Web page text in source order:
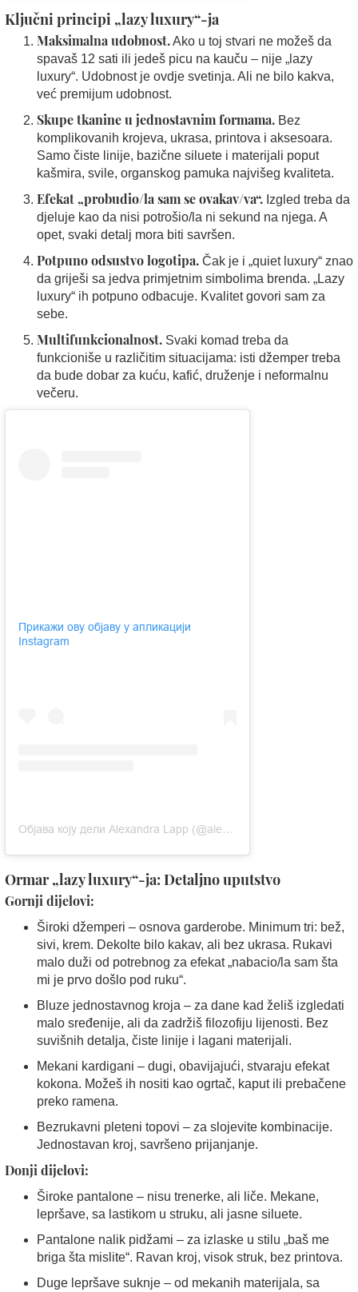
Ključni principi „lazy luxury“-ja
Maksimalna udobnost.Ako u toj stvari ne možeš da
spavaš 12 sati ili jedeš picu na kauču – nije „lazy
luxury“. Udobnost je ovdje svetinja. Ali ne bilo kakva,
već premijum udobnost.
Skupe tkanine u jednostavnim formama. Bez
komplikovanih krojeva, ukrasa, printova i aksesoara.
Samo čiste linije, bazične siluete i materijali poput
kašmira, svile, organskog pamuka najvišeg kvaliteta.
Efekat „probudio/la sam se ovakav/va“. Izgled treba da
djeluje kao da nisi potrošio/la ni sekund na njega. A
opet, svaki detalj mora biti savršen.
Potpuno odsustvo logotipa. Čak je i „quiet luxury“ znao
da griješi sa jedva primjetnim simbolima brenda. „Lazy
luxury“ ih potpuno odbacuje. Kvalitet govori sam za
sebe.
Multifunkcionalnost. Svaki komad treba da
funkcioniše u različitim situacijama: isti džemper treba
da bude dobar za kuću, kafić, druženje i neformalnu
večeru.
Прикажи ову објаву у апликацији
Instagram
Ormar „lazy luxury“-ja: Detaljno uputstvo
Gornji dijelovi:
Široki džemperi – osnova garderobe. Minimum tri: bež,
sivi, krem. Dekolte bilo kakav, ali bez ukrasa. Rukavi
malo duži od potrebnog za efekat „nabacio/la sam šta
mi je prvo došlo pod ruku“.
Bluze jednostavnog kroja – za dane kad želiš izgledati
malo sređenije, ali da zadržiš filozofiju lijenosti. Bez
suvišnih detalja, čiste linije i lagani materijali.
Mekani kardigani – dugi, obavijajući, stvaraju efekat
kokona. Možeš ih nositi kao ogrtač, kaput ili prebačene
preko ramena.
Bezrukavni pleteni topovi – za slojevite kombinacije.
Jednostavan kroj, savršeno prijanjanje.
Donji dijelovi:
Široke pantalone – nisu trenerke, ali liče. Mekane,
lepršave, sa lastikom u struku, ali jasne siluete.
Pantalone nalik pidžami – za izlaske u stilu „baš me
briga šta mislite“. Ravan kroj, visok struk, bez printova.
Duge lepršave suknje – od mekanih materijala, sa